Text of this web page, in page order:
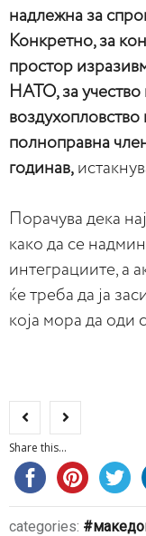
надлежна за
Конкретно, за
простор
НАТО, за учество
полноправна
годинав,
Порачува дека
како да се
интеграциите, а
ќе треба да ја
која мора да оди
Share this...
categories: